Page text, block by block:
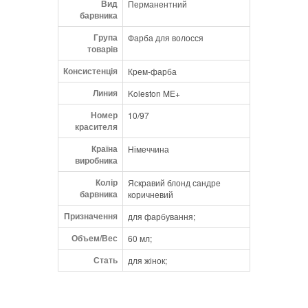
Вид
барвника
Перманентний
Група
товарів
Фарба для волосся
Консистенція Крем-фарба
Линия Koleston ME+
Номер
красителя
10/97
Країна
виробника
Німеччина
Колір
барвника
Яскравий блонд сандре
коричневий
Призначення для фарбування;
Объем/Вес 60 мл;
Стать для жінок;